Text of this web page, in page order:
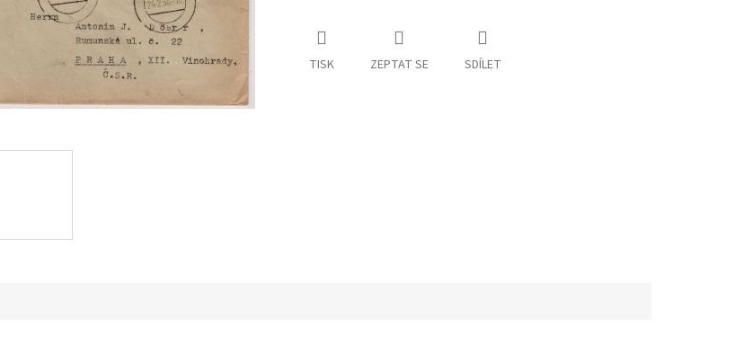
TISK ZEPTAT SE SDÍLET